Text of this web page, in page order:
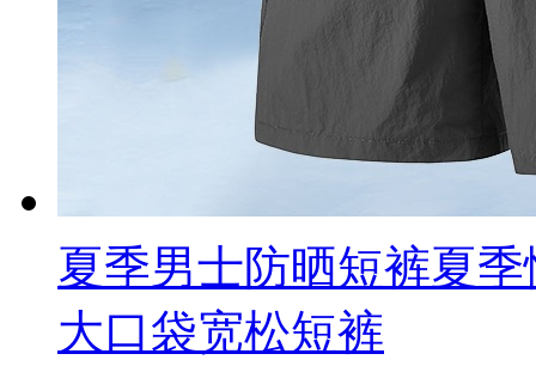
夏季男士防晒短裤夏
大口袋宽松短裤